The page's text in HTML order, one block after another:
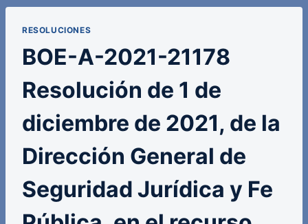
RESOLUCIONES
BOE-A-2021-21178
Resolución de 1 de
diciembre de 2021, de la
Dirección General de
Seguridad Jurídica y Fe